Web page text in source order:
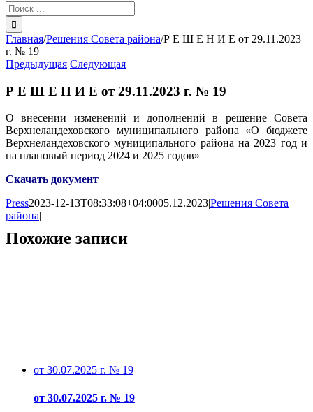
Результат
поиска:
Главная/Решения Совета района/Р Е Ш Е Н И Е от 29.11.2023
г. № 19
Предыдущая Следующая
Р Е Ш Е Н И Е от 29.11.2023 г. № 19
О внесении изменений и дополнений в решение Совета
Верхнеландеховского муниципального района «О бюджете
Верхнеландеховского муниципального района на 2023 год и
на плановый период 2024 и 2025 годов»
Скачать документ
Press2023-12-13T08:33:08+04:0005.12.2023|Решения Совета
района|
Похожие записи
от 30.07.2025 г. № 19
от 30.07.2025 г. № 19